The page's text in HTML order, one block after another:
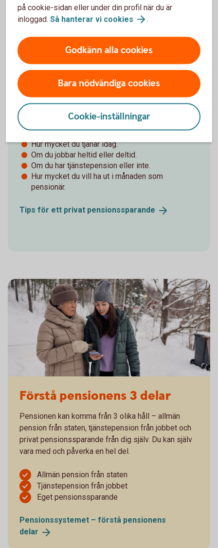
Kolla in pensionen på minPension.se
Hur mycket behöver du spara?
Flera saker påverkar hur mycket du ska
pensionsspara:
När du vill gå i pension.
Hur mycket du tjänar idag.
Om du jobbar heltid eller deltid.
Om du har tjänstepension eller inte.
Hur mycket du vill ha ut i månaden som
pensionär.
Tips för ett privat pensionssparande
Förstå pensionens 3 delar
Pensionen kan komma från 3 olika håll – allmän
pension från staten, tjänstepension från jobbet och
privat pensionssparande från dig själv. Du kan själv
vara med och påverka en hel del.
Allmän pension från staten
Tjänstepension från jobbet
Eget pensionssparande
Pensionssystemet – förstå pensionens
delar
på cookie-sidan eller under din profil när du är
inloggad. Så hanterar vi cookies .
Godkänn alla cookies
Bara nödvändiga cookies
Cookie-inställningar